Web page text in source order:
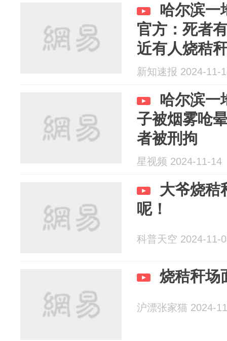
哈尔滨一
官方：死者
近有人烧秸
新知速报 2024-11-
哈尔滨一
子被烟雾呛
者被刑拘
星视频 2024-11-14
大爷烧秸
呢！
科普天空 2024-11-
烧秸秆场
沪漂张家猫 2024-